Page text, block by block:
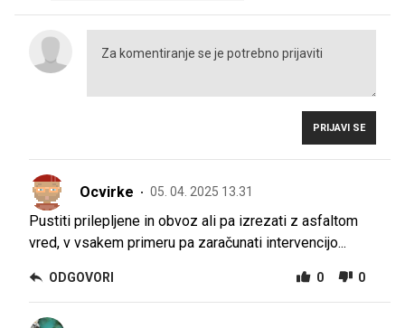
PRIJAVI SE
Ocvirke 05. 04. 2025 13.31
Pustiti prilepljene in obvoz ali pa izrezati z asfaltom
vred, v vsakem primeru pa zaračunati intervencijo...
ODGOVORI 0 0